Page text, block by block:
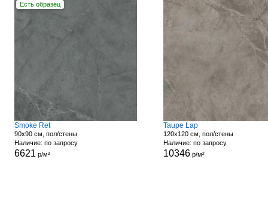
Есть образец
Smoke Ret
90x90 см, пол/стены
Наличие: по запросу
6621 р/м²
Taupe Lap
120x120 см, пол/стены
Наличие: по запросу
10346р/м²